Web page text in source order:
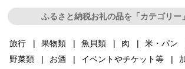
ふるさと納税お礼の品を「カテゴリー
旅行 果物類 魚貝類 肉 米・パン
野菜類
お酒 イベントやチケット等